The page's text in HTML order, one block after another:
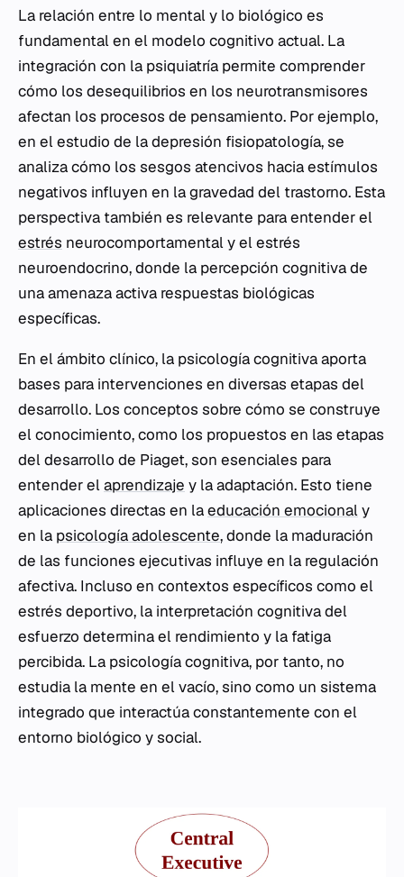
La relación entre lo mental y lo biológico es
fundamental en el modelo cognitivo actual. La
integración con la psiquiatría permite comprender
cómo los desequilibrios en los neurotransmisores
afectan los procesos de pensamiento. Por ejemplo,
en el estudio de la depresión fisiopatología, se
analiza cómo los sesgos atencivos hacia estímulos
negativos influyen en la gravedad del trastorno. Esta
perspectiva también es relevante para entender el
estrés neurocomportamental y el estrés
neuroendocrino, donde la percepción cognitiva de
una amenaza activa respuestas biológicas
específicas.
En el ámbito clínico, la psicología cognitiva aporta
bases para intervenciones en diversas etapas del
desarrollo. Los conceptos sobre cómo se construye
el conocimiento, como los propuestos en las etapas
del desarrollo de Piaget, son esenciales para
entender elaprendizaje y la adaptación. Esto tiene
aplicaciones directas en laeducación emocionaly
en la psicología adolescente, donde la maduración
de las funciones ejecutivas influye en la regulación
afectiva. Incluso en contextos específicos como el
estrés deportivo, la interpretación cognitiva del
esfuerzo determina el rendimiento y la fatiga
percibida. La psicología cognitiva, por tanto, no
estudia la mente en el vacío, sino como un sistema
integrado que interactúa constantemente con el
entorno biológico y social.